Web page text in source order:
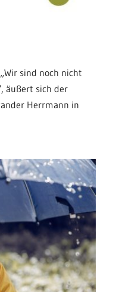
sind noch nicht
äußert sich der
Herrmann in